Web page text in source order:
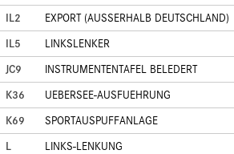
IL2
EXPORT (AUSSERHALB DEUTSCHLAND)
IL5
LINKSLENKER
JC9
INSTRUMENTENTAFEL BELEDERT
K36
UEBERSEE-AUSFUEHRUNG
K69
SPORTAUSPUFFANLAGE
L
LINKS-LENKUNG